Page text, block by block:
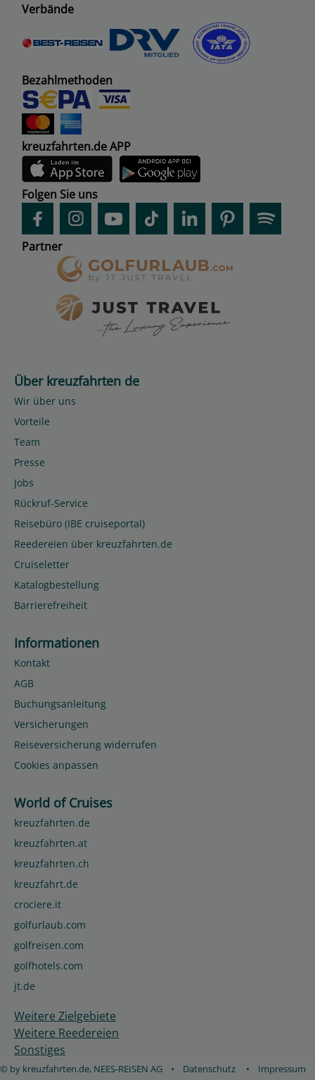
Verbände
Bezahlmethoden
kreuzfahrten.de APP
Folgen Sie uns
Partner
Über kreuzfahrten de
Wir über uns
Vorteile
Team
Presse
Jobs
Rückruf-Service
Reisebüro (IBE cruiseportal)
Reedereien über kreuzfahrten.de
Cruiseletter
Katalogbestellung
Barrierefreiheit
Informationen
Kontakt
AGB
Buchungsanleitung
Versicherungen
Reiseversicherung widerrufen
Cookies anpassen
World of Cruises
kreuzfahrten.de
kreuzfahrten.at
kreuzfahrten.ch
kreuzfahrt.de
crociere.it
golfurlaub.com
golfreisen.com
golfhotels.com
jt.de
Weitere Zielgebiete
Weitere Reedereien
Sonstiges
© by kreuzfahrten.de, NEES-REISEN AG • Datenschutz • Impressum